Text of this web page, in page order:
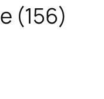
(156)